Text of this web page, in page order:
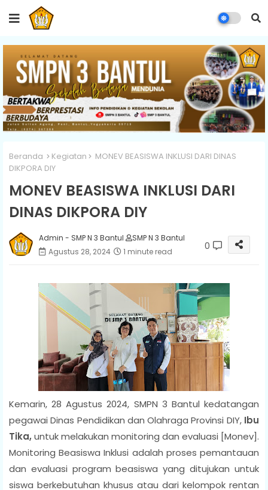
Beranda Kegiatan
MONEV BEASISWA INKLUSI DARI DINAS
DIKPORA DIY
MONEV BEASISWA INKLUSI DARI
DINAS DIKPORA DIY
Admin - SMP N 3 Bantul
SMP N 3 Bantul
Agustus 28, 2024
1 minute read 0
Kemarin, 28 Agustus 2024, SMPN 3 Bantul kedatangan
pegawai Dinas Pendidikan dan Olahraga Provinsi DIY, Ibu
Tika,untuk melakukan monitoring dan evaluasi [Monev].
Monitoring Beasiswa Inklusi adalah proses pemantauan
dan evaluasi program beasiswa yang ditujukan untuk
siswa berkebutuhan khusus atau dari kelompok rentan